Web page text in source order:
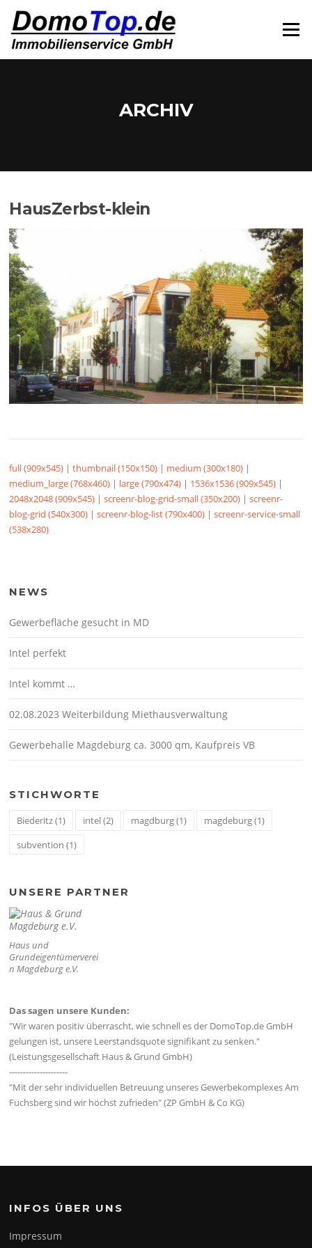
Inhalt
springen
Menü
ARCHIV
HausZerbst-klein
full (909x545) |thumbnail (150x150) | medium (300x180) |
medium_large (768x460) | large (790x474) | 1536x1536 (909x545) |
2048x2048 (909x545) |screenr-blog-grid-small (350x200) |screenr-
blog-grid (540x300) |screenr-blog-list (790x400) |screenr-service-small
(538x280)
NEWS
Gewerbefläche gesucht in MD
Intel perfekt
Intel kommt …
02.08.2023 Weiterbildung Miethausverwaltung
Gewerbehalle Magdeburg ca. 3000 qm, Kaufpreis VB
STICHWORTE
Biederitz(1) intel(2) magdburg(1) magdeburg(1)
subvention (1)
UNSERE PARTNER
Haus und
Grundeigentümerverei
n Magdeburg e.V.
Das sagen unsere Kunden:
"Wir waren positiv überrascht, wie schnell es der DomoTop.de GmbH
gelungen ist, unsere Leerstandsquote signifikant zu senken."
(Leistungsgesellschaft Haus & Grund GmbH)
---------------------
"Mit der sehr individuellen Betreuung unseres Gewerbekomplexes Am
Fuchsberg sind wir höchst zufrieden" (ZP GmbH & Co KG)
INFOS ÜBER UNS
Impressum